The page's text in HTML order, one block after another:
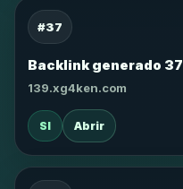
#37
Backlink generado 37
139.xg4ken.com
SI Abrir